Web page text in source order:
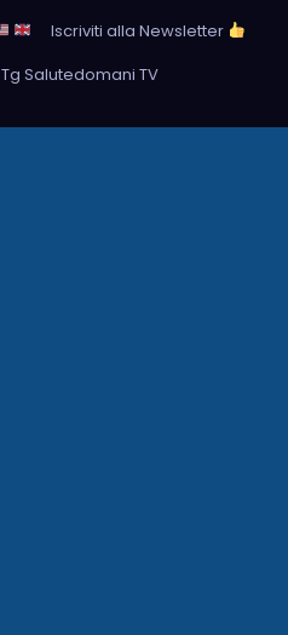
Iscriviti alla Newsletter
Tg Salutedomani TV